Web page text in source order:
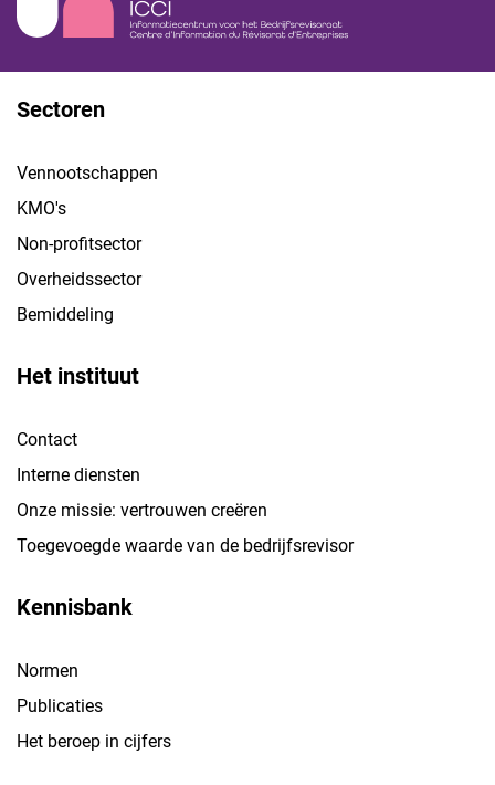
Sectoren
Vennootschappen
KMO's
Non-profitsector
Overheidssector
Bemiddeling
Het instituut
Contact
Interne diensten
Onze missie: vertrouwen creëren
Toegevoegde waarde van de bedrijfsrevisor
Kennisbank
Normen
Publicaties
Het beroep in cijfers